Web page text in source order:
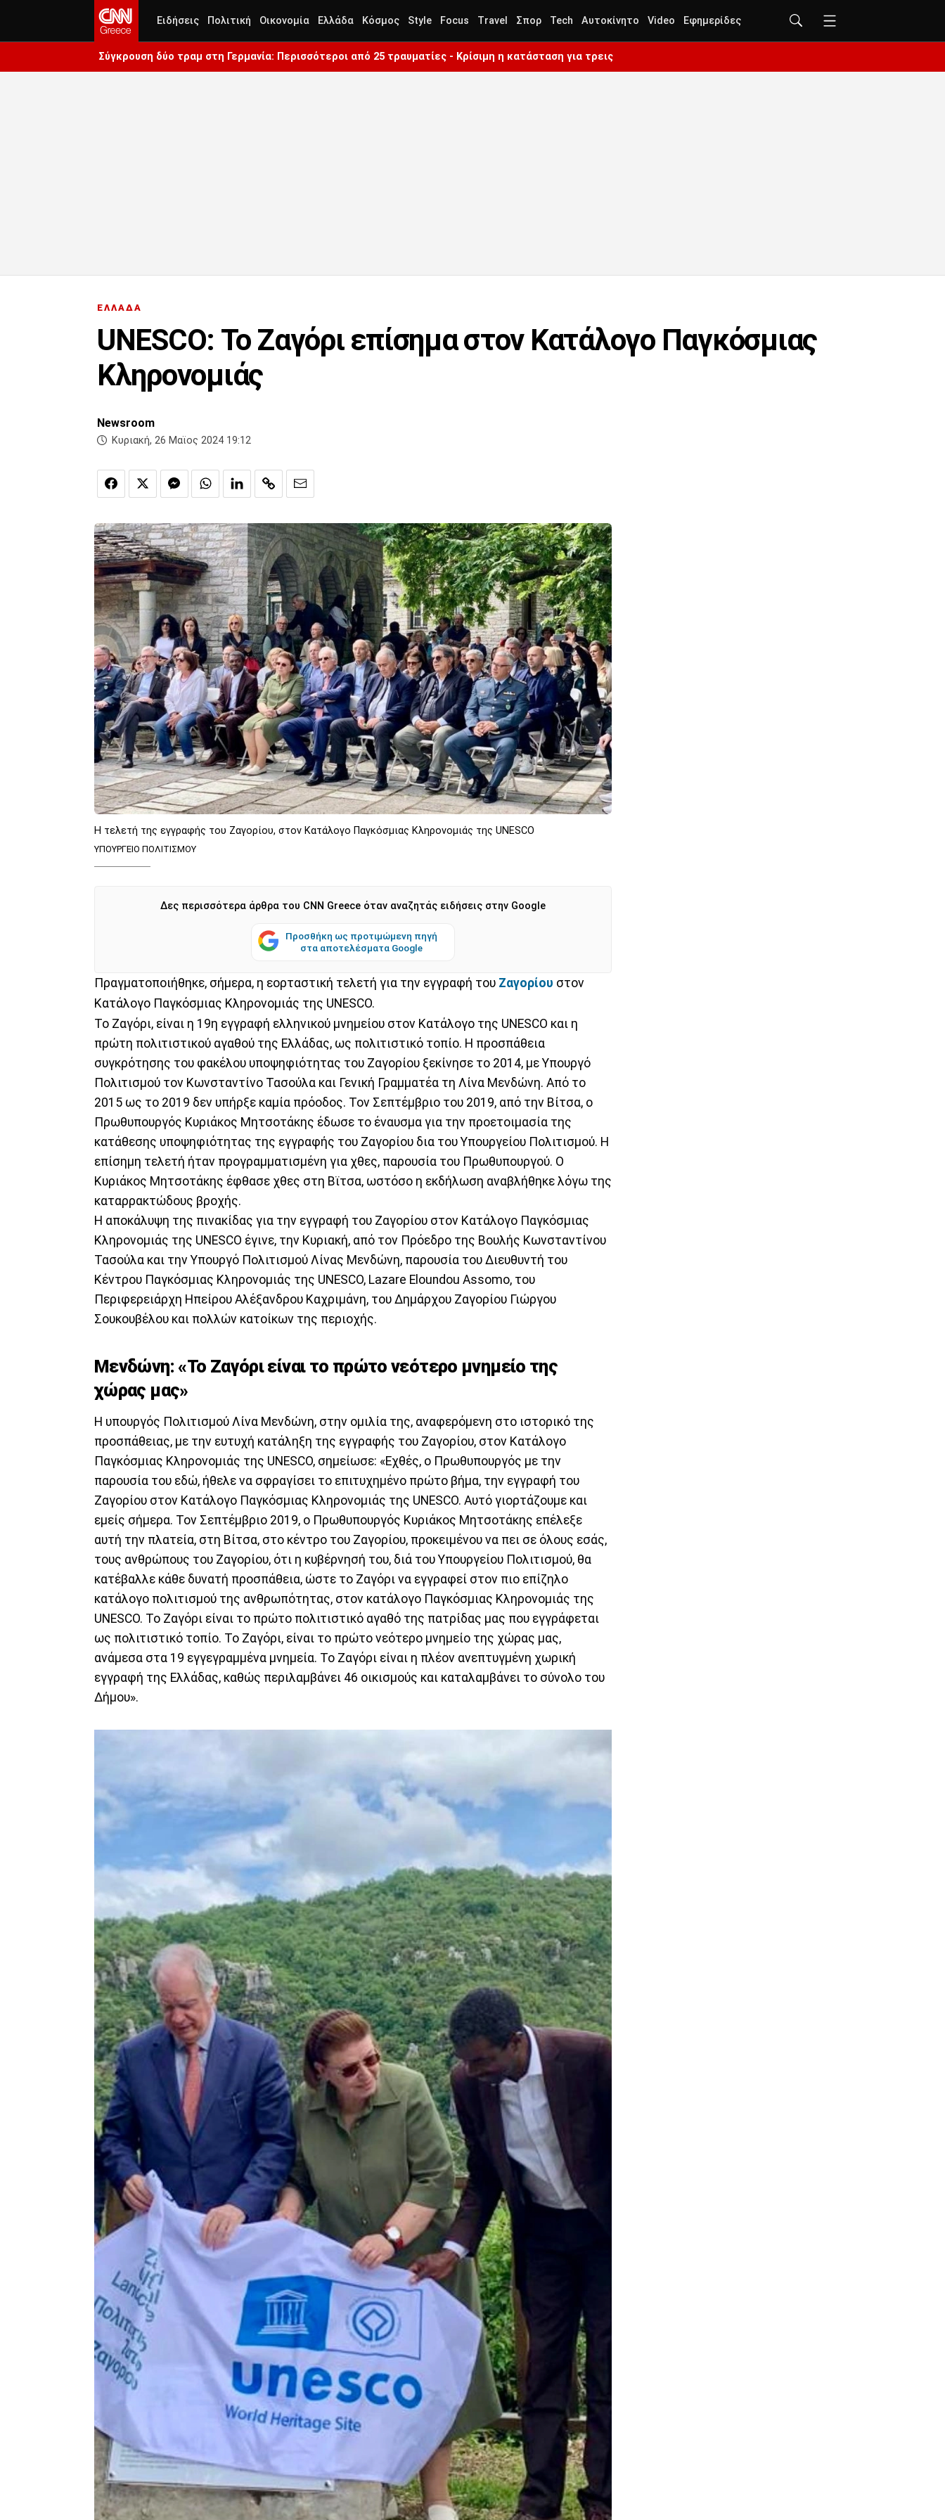
Ειδήσεις Πολιτική Οικονομία Ελλάδα Κόσμος Style Focus Travel Σπορ Tech Αυτοκίνητο Video Εφημερίδες
Σύγκρουση δύο τραμ στη Γερμανία: Περισσότεροι από 25 τραυματίες - Κρίσιμη η κατάσταση για τρεις
ΕΛΛΑΔΑ
UNESCO: Το Ζαγόρι επίσημα στον Κατάλογο Παγκόσμιας
Κληρονομιάς
Newsroom
Κυριακή, 26 Μαϊος 2024 19:12
Η τελετή της εγγραφής του Ζαγορίου, στον Κατάλογο Παγκόσμιας Κληρονομιάς της UNESCO
ΥΠΟΥΡΓΕΙΟ ΠΟΛΙΤΙΣΜΟΥ
Δες περισσότερα άρθρα του CNN Greece όταν αναζητάς ειδήσεις στην Google
Προσθήκη ως προτιμώμενη πηγή
στα αποτελέσματα Google
Πραγματοποιήθηκε, σήμερα, η εορταστική τελετή για την εγγραφή του Ζαγορίου στον
Κατάλογο Παγκόσμιας Κληρονομιάς της UNESCO.
Το Ζαγόρι, είναι η 19η εγγραφή ελληνικού μνημείου στον Κατάλογο της UNESCO και η
πρώτη πολιτιστικού αγαθού της Ελλάδας, ως πολιτιστικό τοπίο. Η προσπάθεια
συγκρότησης του φακέλου υποψηφιότητας του Ζαγορίου ξεκίνησε το 2014, με Υπουργό
Πολιτισμού τον Κωνσταντίνο Τασούλα και Γενική Γραμματέα τη Λίνα Μενδώνη. Από το
2015 ως το 2019 δεν υπήρξε καμία πρόοδος. Τον Σεπτέμβριο του 2019, από την Βίτσα, ο
Πρωθυπουργός Κυριάκος Μητσοτάκης έδωσε το έναυσμα για την προετοιμασία της
κατάθεσης υποψηφιότητας της εγγραφής του Ζαγορίου δια του Υπουργείου Πολιτισμού. Η
επίσημη τελετή ήταν προγραμματισμένη για χθες, παρουσία του Πρωθυπουργού. Ο
Κυριάκος Μητσοτάκης έφθασε χθες στη Βϊτσα, ωστόσο η εκδήλωση αναβλήθηκε λόγω της
καταρρακτώδους βροχής.
Η αποκάλυψη της πινακίδας για την εγγραφή του Ζαγορίου στον Κατάλογο Παγκόσμιας
Κληρονομιάς της UNESCO έγινε, την Κυριακή, από τον Πρόεδρο της Βουλής Κωνσταντίνου
Τασούλα και την Υπουργό Πολιτισμού Λίνας Μενδώνη, παρουσία του Διευθυντή του
Κέντρου Παγκόσμιας Κληρονομιάς της UNESCO, Lazare Eloundou Assomo, του
Περιφερειάρχη Ηπείρου Αλέξανδρου Καχριμάνη, του Δημάρχου Ζαγορίου Γιώργου
Σουκουβέλου και πολλών κατοίκων της περιοχής.
Mενδώνη: «Το Ζαγόρι είναι το πρώτο νεότερο μνημείο της
χώρας μας»
Η υπουργός Πολιτισμού Λίνα Μενδώνη, στην ομιλία της, αναφερόμενη στο ιστορικό της
προσπάθειας, με την ευτυχή κατάληξη της εγγραφής του Ζαγορίου, στον Κατάλογο
Παγκόσμιας Κληρονομιάς της UNESCO, σημείωσε: «Εχθές, ο Πρωθυπουργός με την
παρουσία του εδώ, ήθελε να σφραγίσει το επιτυχημένο πρώτο βήμα, την εγγραφή του
Ζαγορίου στον Κατάλογο Παγκόσμιας Κληρονομιάς της UNESCO. Αυτό γιορτάζουμε και
εμείς σήμερα. Τον Σεπτέμβριο 2019, ο Πρωθυπουργός Κυριάκος Μητσοτάκης επέλεξε
αυτή την πλατεία, στη Βίτσα, στο κέντρο του Ζαγορίου, προκειμένου να πει σε όλους εσάς,
τους ανθρώπους του Ζαγορίου, ότι η κυβέρνησή του, διά του Υπουργείου Πολιτισμού, θα
κατέβαλλε κάθε δυνατή προσπάθεια, ώστε το Ζαγόρι να εγγραφεί στον πιο επίζηλο
κατάλογο πολιτισμού της ανθρωπότητας, στον κατάλογο Παγκόσμιας Κληρονομιάς της
UNESCO. Το Ζαγόρι είναι το πρώτο πολιτιστικό αγαθό της πατρίδας μας που εγγράφεται
ως πολιτιστικό τοπίο. Το Ζαγόρι, είναι το πρώτο νεότερο μνημείο της χώρας μας,
ανάμεσα στα 19 εγγεγραμμένα μνημεία. Το Ζαγόρι είναι η πλέον ανεπτυγμένη χωρική
εγγραφή της Ελλάδας, καθώς περιλαμβάνει 46 οικισμούς και καταλαμβάνει το σύνολο του
Δήμου».